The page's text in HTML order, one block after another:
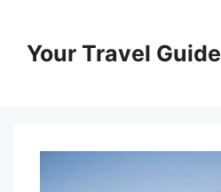
contentYour Travel Guide